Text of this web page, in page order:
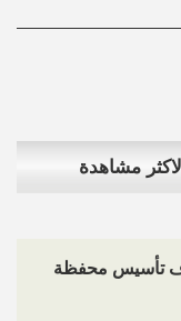
الاكثر مشاهدة
تأسيس محفظة